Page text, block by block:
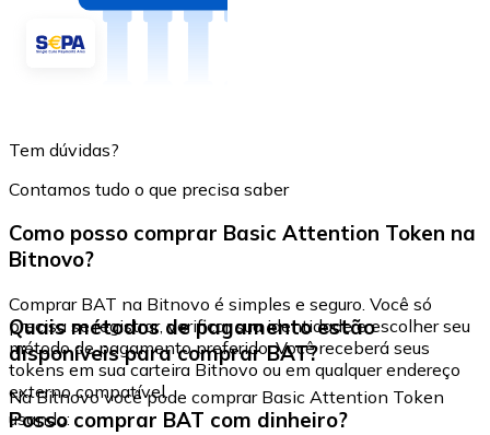
Tem dúvidas?
Contamos tudo o que precisa saber
Como posso comprar Basic Attention Token na
Bitnovo?
Comprar BAT na Bitnovo é simples e seguro. Você só
precisa se registrar, verificar sua identidade e escolher seu
método de pagamento preferido. Você receberá seus
tokens em sua carteira Bitnovo ou em qualquer endereço
externo compatível.
Quais métodos de pagamento estão
disponíveis para comprar BAT?
Na Bitnovo você pode comprar Basic Attention Token
usando:
Posso comprar BAT com dinheiro?